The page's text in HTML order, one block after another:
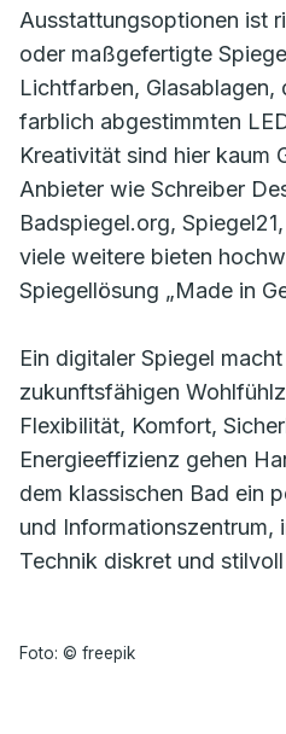
Ausstattungsoptionen ist
oder maßgefertigte
Lichtfarben,
farblich abgestimmten
Kreativität sind hier kaum
Anbieter wie Schreiber
Badspiegel.org,
viele weitere bieten
Spiegellösung „Made in
Ein digitaler Spiegel
zukunftsfähigen
Flexibilität, Komfort,
Energieeffizienz gehen
dem klassischen Bad ein
und Informationszentrum,
Technik diskret und
Foto: © freepik